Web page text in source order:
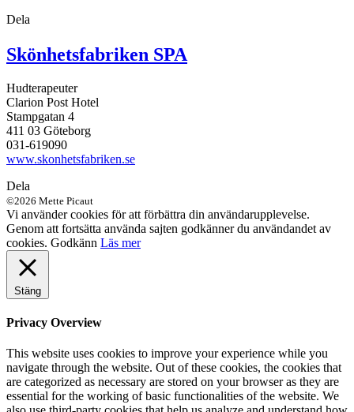
Dela
Skönhetsfabriken SPA
Hudterapeuter
Clarion Post Hotel
Stampgatan 4
411 03 Göteborg
031-619090
www.skonhetsfabriken.se
Dela
©2026 Mette Picaut
Vi använder cookies för att förbättra din användarupplevelse.
Genom att fortsätta använda sajten godkänner du användandet av
cookies. Godkänn Läs mer
Stäng
Privacy Overview
This website uses cookies to improve your experience while you
navigate through the website. Out of these cookies, the cookies that
are categorized as necessary are stored on your browser as they are
essential for the working of basic functionalities of the website. We